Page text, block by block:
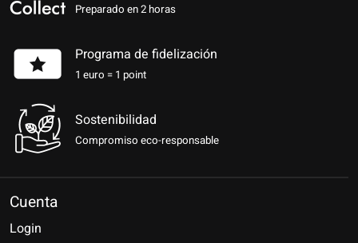
Preparado en 2 horas
Programa de fidelización
1 euro = 1 point
Sostenibilidad
Compromiso eco-responsable
Cuenta
Login